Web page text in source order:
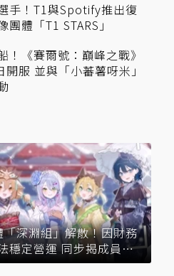
手！T1與Spotify推出復
團體「T1 STARS」
！《賽爾號：巔峰之戰》
開服 並與「小蕃薯呀米」
「深淵組」解散！因財務
穩定營運 同步揭成員未